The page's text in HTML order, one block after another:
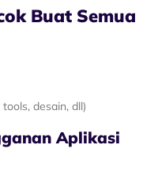
Buat Semua
desain, dll)
Aplikasi